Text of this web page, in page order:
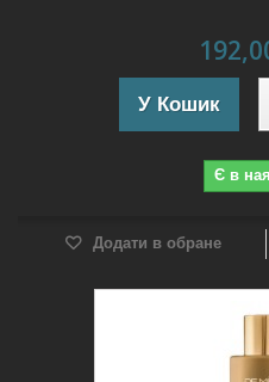
У Кошик
Є в
Додати в обране